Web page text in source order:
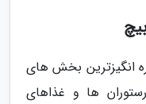
انگیزترین بخش های
ها و غذاهای